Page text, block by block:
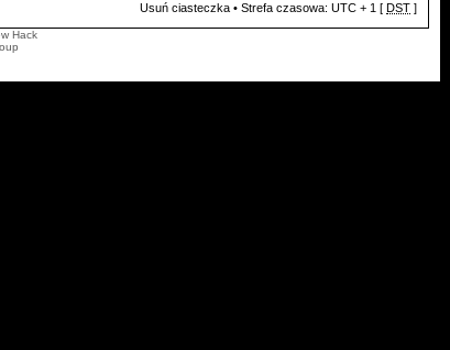
Usuń ciasteczka • Strefa czasowa: UTC + 1 [ DST ]
Hack